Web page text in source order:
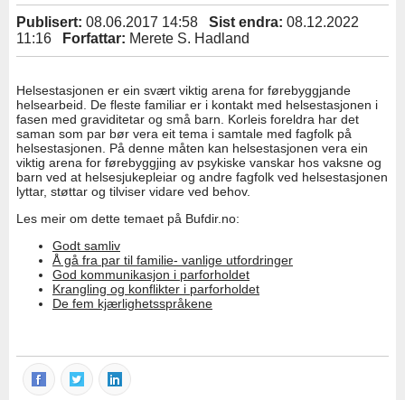
Publisert: 08.06.2017 14:58 Sist endra: 08.12.2022
11:16
Forfattar: Merete S. Hadland
Helsestasjonen er ein svært viktig arena for førebyggjande
helsearbeid. De fleste familiar er i kontakt med helsestasjonen i
fasen med graviditetar og små barn. Korleis foreldra har det
saman som par bør vera eit tema i samtale med fagfolk på
helsestasjonen. På denne måten kan helsestasjonen vera ein
viktig arena for førebyggjing av psykiske vanskar hos vaksne og
barn ved at helsesjukepleiar og andre fagfolk ved helsestasjonen
lyttar, støttar og tilviser vidare ved behov.
Les meir om dette temaet på Bufdir.no:
Godt samliv
Å gå fra par til familie- vanlige utfordringer
God kommunikasjon i parforholdet
Krangling og konflikter i parforholdet
De fem kjærlighetsspråkene